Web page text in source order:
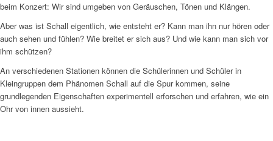
beim Konzert: Wir sind umgeben von Geräuschen, Tönen und Klängen.
Aber was ist Schall eigentlich, wie entsteht er? Kann man ihn nur hören oder
auch sehen und fühlen? Wie breitet er sich aus? Und wie kann man sich vor
ihm schützen?
An verschiedenen Stationen können die Schülerinnen und Schüler in
Kleingruppen dem Phänomen Schall auf die Spur kommen, seine
grundlegenden Eigenschaften experimentell erforschen und erfahren, wie ein
Ohr von innen aussieht.